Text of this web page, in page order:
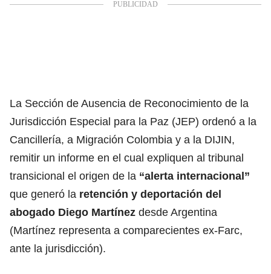
La Sección de Ausencia de Reconocimiento de la
Jurisdicción Especial para la Paz (JEP) ordenó a la
Cancillería, a Migración Colombia y a la DIJIN,
remitir un informe en el cual expliquen al tribunal
transicional el origen de la “alerta internacional”
que generó la retención y deportación del
abogado Diego Martínez desde Argentina
(Martínez representa a comparecientes ex-Farc,
ante la jurisdicción).